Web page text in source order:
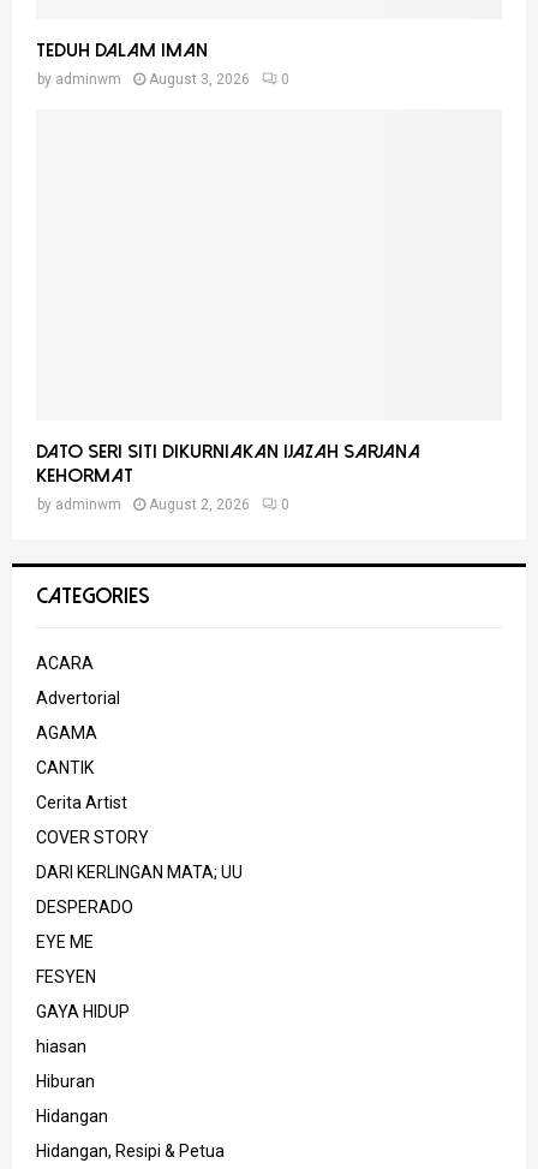
Teduh Dalam Iman
by adminwm August 3, 2026 0
Dato Seri Siti Dikurniakan Ijazah Sarjana
Kehormat
by adminwm August 2, 2026 0
CATEGORIES
ACARA
Advertorial
AGAMA
CANTIK
Cerita Artist
COVER STORY
DARI KERLINGAN MATA; UU
DESPERADO
EYE ME
FESYEN
GAYA HIDUP
hiasan
Hiburan
Hidangan
Hidangan, Resipi & Petua